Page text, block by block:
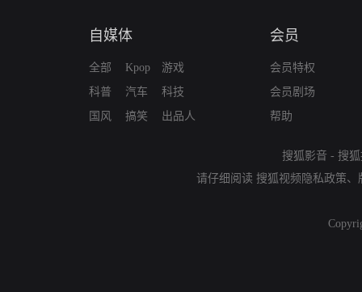
自媒体
全部
科普
国风
Kpop
汽车
搞笑
游戏
科技
出品人
会员
会员特权
会员剧场
帮助
搜狐影音 - 搜
请仔细阅读 搜狐视频隐私政策、